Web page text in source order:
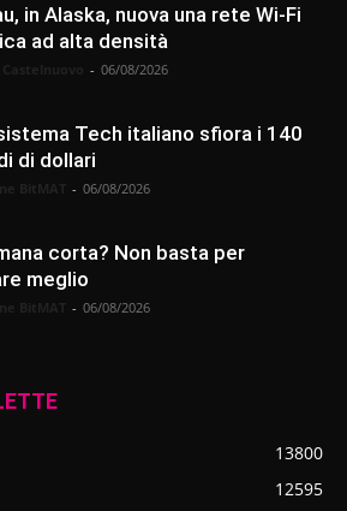
in Alaska, nuova una rete Wi-Fi
ad alta densità
- 06/08/2026
Tech italiano sfiora i 140
di dollari
- 06/08/2026
corta? Non basta per
meglio
- 06/08/2026
13800
12595